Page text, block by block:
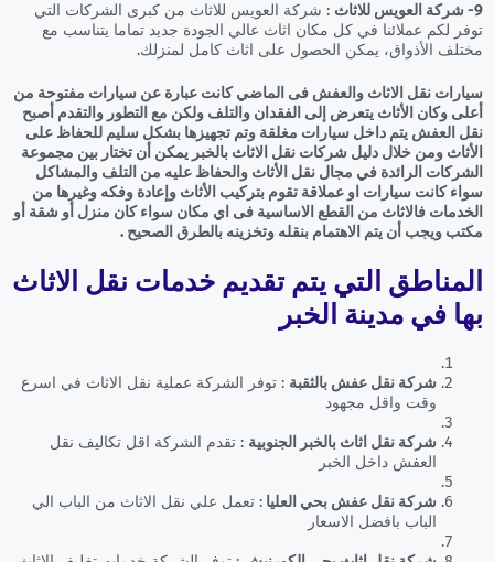
9- شركة العويس للاثاث
: شركة العويس للاثاث من كبرى الشركات التي
توفر لكم عملائنا في كل مكان اثاث عالي الجودة جديد تماما يتناسب مع
مختلف الأذواق، يمكن الحصول على اثاث كامل لمنزلك.
سيارات نقل الاثاث والعفش فى الماضي كانت عبارة عن سيارات مفتوحة من
أعلى وكان الأثاث يتعرض إلى الفقدان والتلف ولكن مع التطور والتقدم أصبح
نقل العفش يتم داخل سيارات مغلقة وتم تجهيزها بشكل سليم للحفاظ على
الأثاث ومن خلال دليل شركات نقل الاثاث بالخبر يمكن أن تختار بين مجموعة
الشركات الرائدة في مجال نقل الأثاث والحفاظ عليه من التلف والمشاكل
سواء كانت سيارات او عملاقة تقوم بتركيب الأثاث وإعادة وفكه وغيرها من
الخدمات فالاثاث من القطع الاساسية فى اي مكان سواء كان منزل أو شقة أو
مكتب ويجب أن يتم الاهتمام بنقله وتخزينه بالطرق الصحيح .
المناطق التي يتم تقديم خدمات نقل الاثاث
بها في مدينة الخبر
شركة نقل عفش بالثقبة : توفر الشركة عملية نقل الاثاث في اسرع
وقت واقل مجهود
شركة نقل اثاث بالخبر الجنوبية : تقدم الشركة اقل تكاليف نقل
العفش داخل الخبر
شركة نقل عفش بحي العليا : تعمل علي نقل الاثاث من الباب الي
الباب بافضل الاسعار